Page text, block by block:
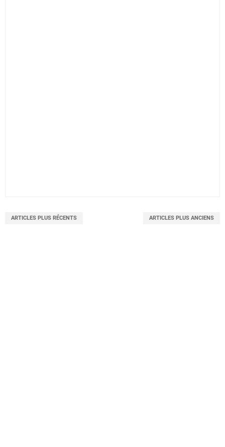
ARTICLES PLUS RÉCENTS ARTICLES PLUS ANCIENS